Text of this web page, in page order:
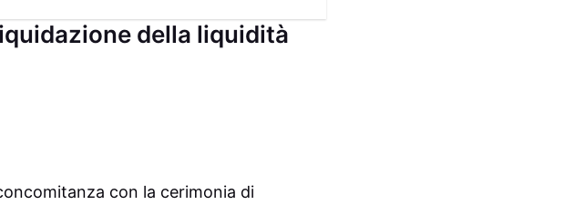
della liquidità
con la cerimonia di